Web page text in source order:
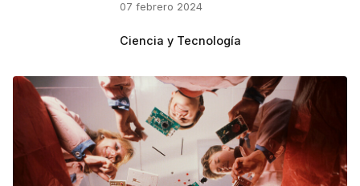
07 febrero 2024
Ciencia y Tecnología